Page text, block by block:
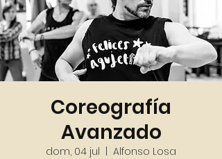
Coreografía
Avanzado
dom, 04 jul
  |
Alfonso Losa